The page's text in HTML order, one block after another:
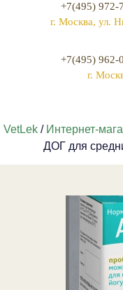
+7(495) 972-
г. Москва, ул.
+7(495) 962-
г.
VetLek/ Интернет-
ДОГ для